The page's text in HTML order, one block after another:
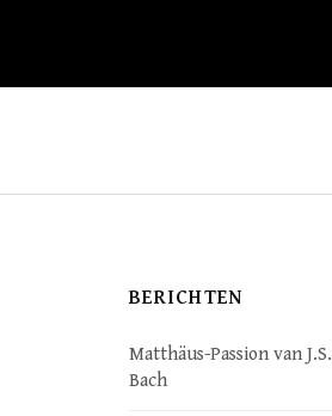
BERICHTEN
Matthäus-Passion van J.S.
Bach